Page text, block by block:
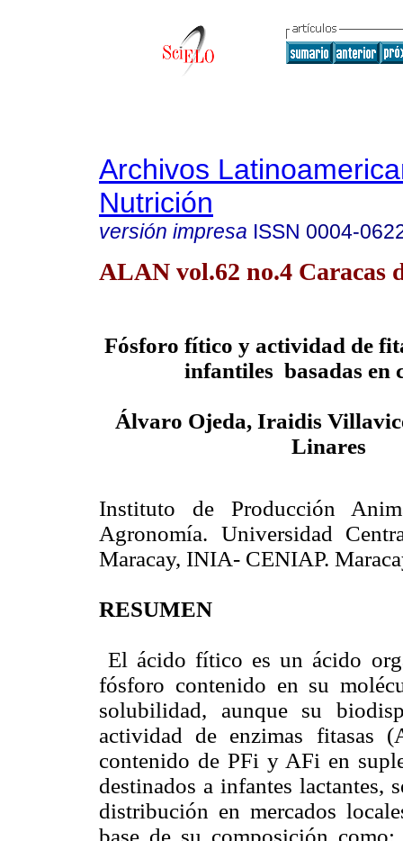
Archivos
Nutrición
versión impresa ISSN 0004-
ALAN vol.62 no.4 Caracas
Fósforo fítico y actividad de
infantiles basadas en
Álvaro Ojeda, Iraidis
Linares
Instituto de Producción
Agronomía. Universidad
Maracay, INIA- CENIAP.
RESUMEN
El ácido fítico es un ácido
fósforo contenido en su
solubilidad, aunque su
actividad de enzimas fitasas
contenido de PFi y AFi en
destinados a infantes lactantes,
distribución en mercados